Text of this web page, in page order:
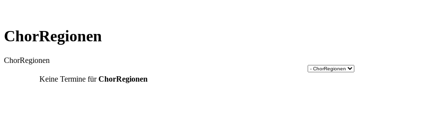
ChorRegionen
ChorRegionen
Keine Termine fürChorRegionen